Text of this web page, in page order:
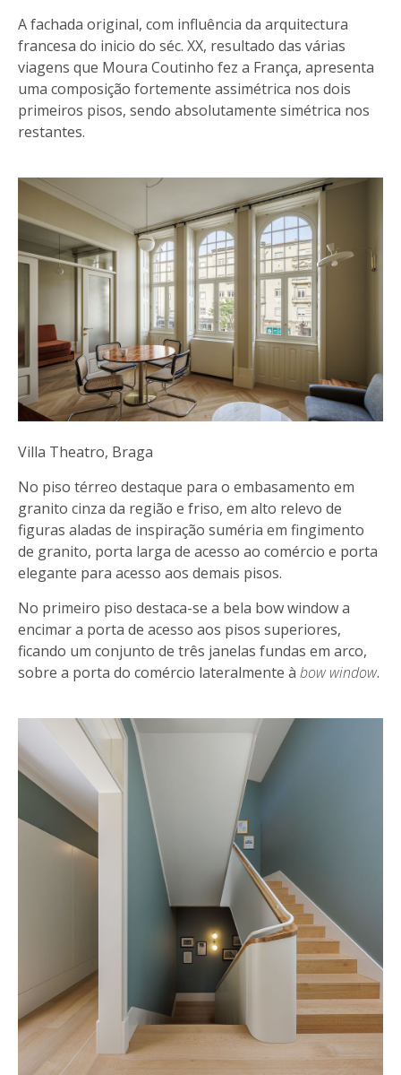
A fachada original, com influência da arquitectura
francesa do inicio do séc. XX, resultado das várias
viagens que Moura Coutinho fez a França, apresenta
uma composição fortemente assimétrica nos dois
primeiros pisos, sendo absolutamente simétrica nos
restantes.
Villa Theatro, Braga
No piso térreo destaque para o embasamento em
granito cinza da região e friso, em alto relevo de
figuras aladas de inspiração suméria em fingimento
de granito, porta larga de acesso ao comércio e porta
elegante para acesso aos demais pisos.
No primeiro piso destaca-se a bela bow window a
encimar a porta de acesso aos pisos superiores,
ficando um conjunto de três janelas fundas em arco,
sobre a porta do comércio lateralmente à bow window.